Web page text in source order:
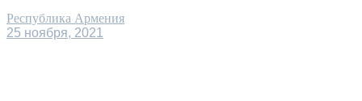
Республика Армения
25 ноября, 2021